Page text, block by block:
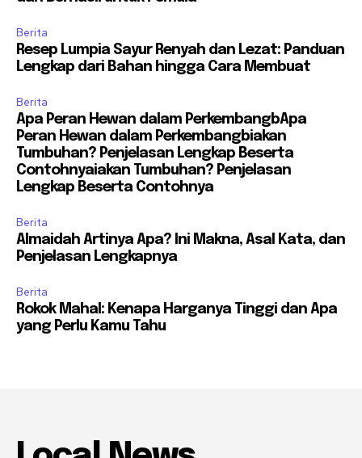
Berita
Resep Lumpia Sayur Renyah dan Lezat: Panduan
Lengkap dari Bahan hingga Cara Membuat
Berita
Apa Peran Hewan dalam PerkembangbApa
Peran Hewan dalam Perkembangbiakan
Tumbuhan? Penjelasan Lengkap Beserta
Contohnyaiakan Tumbuhan? Penjelasan
Lengkap Beserta Contohnya
Berita
Almaidah Artinya Apa? Ini Makna, Asal Kata, dan
Penjelasan Lengkapnya
Berita
Rokok Mahal: Kenapa Harganya Tinggi dan Apa
yang Perlu Kamu Tahu